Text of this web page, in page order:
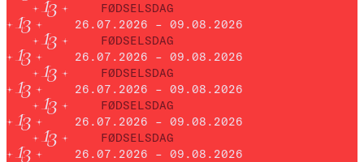
FØDSELSDAG
26.07.2026 – 09.08.2026
FØDSELSDAG
26.07.2026 – 09.08.2026
FØDSELSDAG
26.07.2026 – 09.08.2026
FØDSELSDAG
26.07.2026 – 09.08.2026
FØDSELSDAG
26.07.2026 – 09.08.2026